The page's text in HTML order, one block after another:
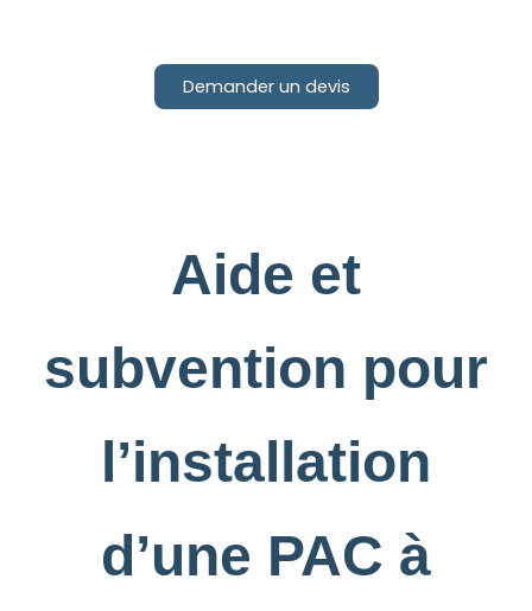
Demander un devis
Aide et
subvention pour
l’installation
d’une PAC à